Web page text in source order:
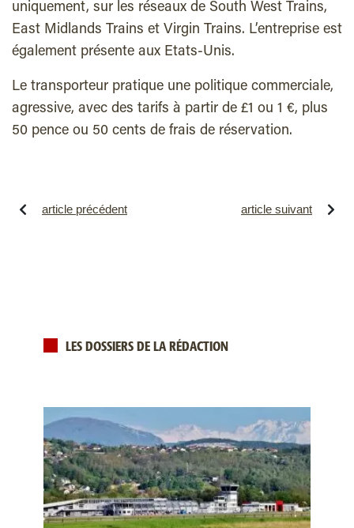
uniquement, sur les réseaux de South West Trains,
East Midlands Trains et Virgin Trains. L’entreprise est
également présente aux Etats-Unis.
Le transporteur pratique une politique commerciale,
agressive, avec des tarifs à partir de £1 ou 1 €, plus
50 pence ou 50 cents de frais de réservation.
article précédent article suivant
LES DOSSIERS DE LA RÉDACTION